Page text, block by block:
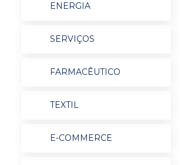
ENERGIA
SERVIÇOS
FARMACÊUTICO
TEXTIL
E-COMMERCE